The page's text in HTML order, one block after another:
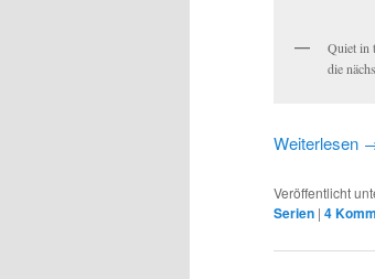
Quiet in
die
Weiterlesen
Veröffentlicht
Serien | 4